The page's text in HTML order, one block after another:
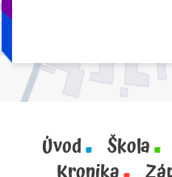
Úvod Škola